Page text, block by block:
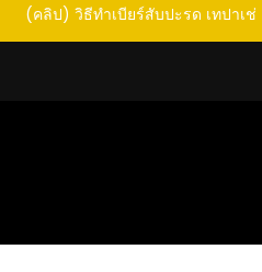
(คลิป) วิธีทำเบียร์สับปะรด เทปาเช่